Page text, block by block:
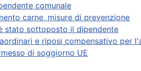
comunale
carne, misure di prevenzione
stato sottoposto il dipendente
e riposi compensativo per
di soggiorno UE